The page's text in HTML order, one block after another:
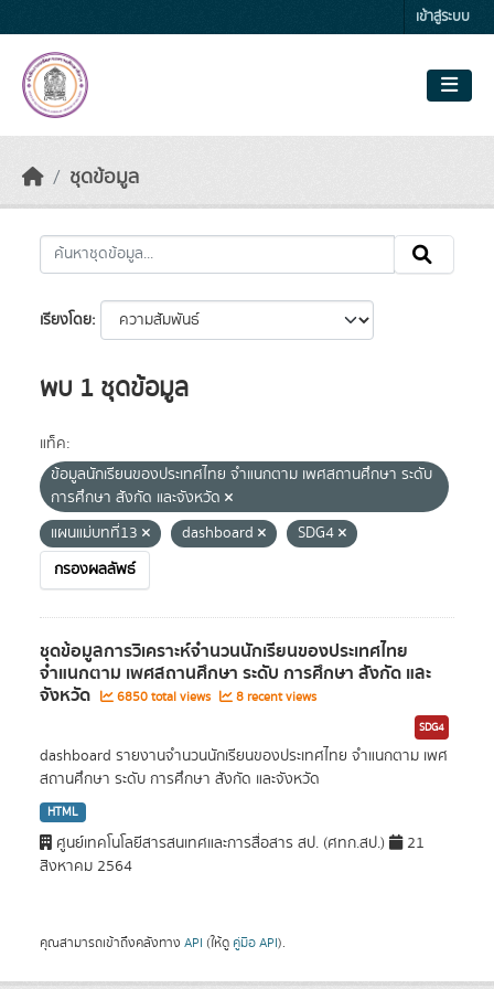
เข้าสู่ระบบ
ชุดข้อมูล
เรียงโดย
พบ 1 ชุดข้อมูล
แท็ค:
ข้อมูลนักเรียนของประเทศไทย จำแนกตาม เพศสถานศึกษา ระดับ
การศึกษา สังกัด และจังหวัด
แผนแม่บทที่13
dashboard
SDG4
กรองผลลัพธ์
ชุดข้อมูลการวิเคราะห์จำนวนนักเรียนของประเทศไทย
จำแนกตาม เพศสถานศึกษา ระดับ การศึกษา สังกัด และ
จังหวัด 6850 total views 8 recent views
SDG4
dashboard รายงานจำนวนนักเรียนของประเทศไทย จำแนกตาม เพศ
สถานศึกษา ระดับ การศึกษา สังกัด และจังหวัด
HTML
ศูนย์เทคโนโลยีสารสนเทศและการสื่อสาร สป. (ศทก.สป.)
21
สิงหาคม 2564
คุณสามารถเข้าถึงคลังทาง API (ให้ดู คู่มือ API).